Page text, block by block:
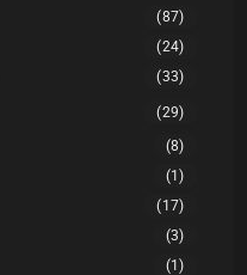
(87)
(24)
(33)
(29)
(8)
(1)
(17)
(3)
(1)